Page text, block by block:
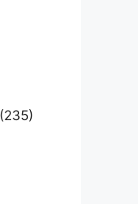
(235)